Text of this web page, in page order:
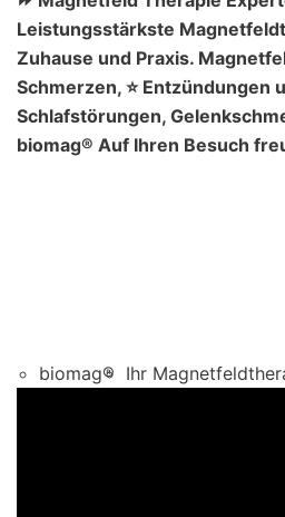
Leistungsstärkste
Zuhause und Praxis.
Schmerzen, ⭐ Entzündungen
Schlafstörungen,
biomag® Auf Ihren Besuch
biomag® Ihr